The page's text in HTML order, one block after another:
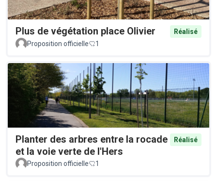
Plus de végétation place Olivier
Réalisé
Proposition officielle
1
Planter des arbres entre la rocade
et la voie verte de l'Hers
Réalisé
Proposition officielle 1